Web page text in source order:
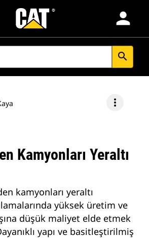
person
search
more_vert
Kamyonları Yeraltı
kamyonları yeraltı
yüksek üretim ve
düşük maliyet elde etmek
yapı ve basitleştirilmiş